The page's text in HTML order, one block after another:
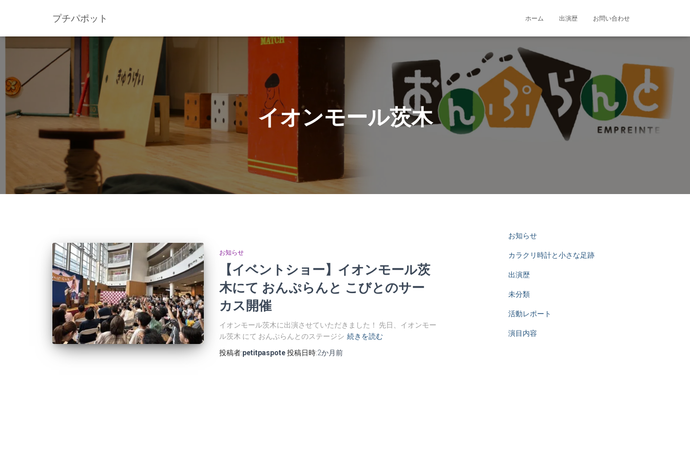
プチパポット ホーム 出演歴 お問い合わせ
イオンモール茨木
お知らせ
【イベントショー】イオンモール茨
木にて おんぷらんと こびとのサー
カス開催
イオンモール茨木に出演させていただきました！ 先日、イオンモー
ル茨木 にて おんぷらんとのステージシ 続きを読む
投稿者:petitpaspote投稿日時:2か月前
お知らせ
カラクリ時計と小さな足跡
出演歴
未分類
活動レポート
演目内容